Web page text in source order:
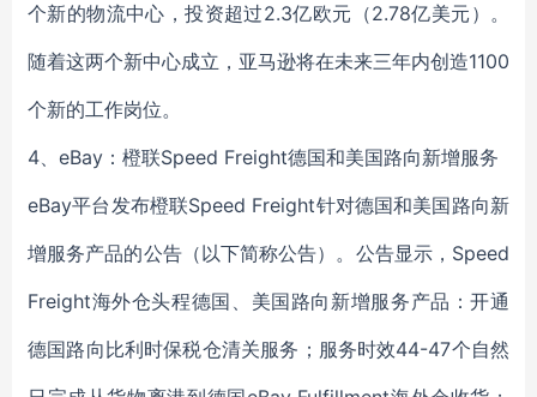
个新的物流中心，投资超过2.3亿欧元（2.78亿美元）。
随着这两个新中心成立，亚马逊将在未来三年内创造1100
个新的工作岗位。
4、eBay：橙联Speed Freight德国和美国路向新增服务
eBay平台发布橙联Speed Freight针对德国和美国路向新
增服务产品的公告（以下简称公告）。公告显示，Speed
Freight海外仓头程德国、美国路向新增服务产品：开通
德国路向比利时保税仓清关服务；服务时效44-47个自然